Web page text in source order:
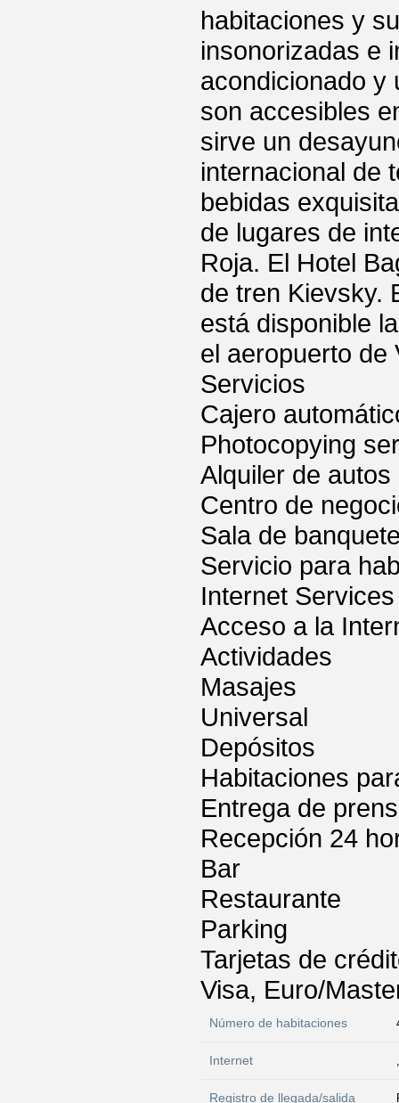
habitaciones y
insonorizadas e
acondicionado y
son accesibles
sirve un
internacional de
bebidas
de lugares de
Roja. El Hotel
de tren Kievsky.
está disponible
el aeropuerto de
Servicios
Cajero
Photocopying
Alquiler de autos
Centro de
Sala de
Servicio para
Internet Services
Acceso a la
Actividades
Masajes
Universal
Depósitos
Habitaciones
Entrega de
Recepción 24
Bar
Restaurante
Parking
Tarjetas de
Visa, Euro/
Número de habitaciones
Internet
Registro de llegada/salida